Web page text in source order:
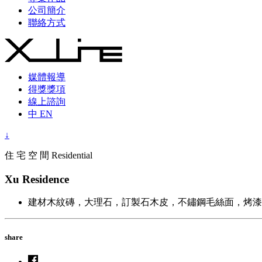
公司簡介
聯絡方式
媒體報導
得獎獎項
線上諮詢
中 EN
↓
住 宅 空 間 Residential
Xu Residence
建材木紋磚，大理石，訂製石木皮，不鏽鋼毛絲面，烤
share